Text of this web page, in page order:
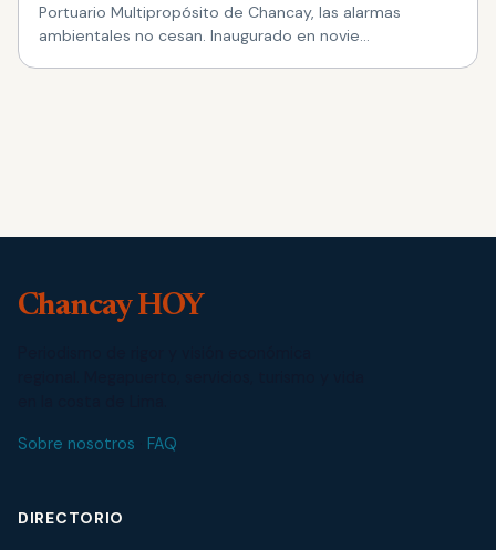
Portuario Multipropósito de Chancay, las alarmas
ambientales no cesan. Inaugurado en novie…
Chancay HOY
Sobre nosotros FAQ
DIRECTORIO